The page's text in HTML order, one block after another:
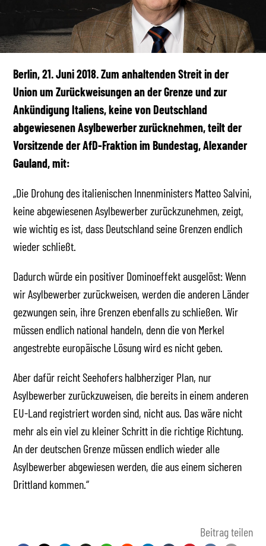
Berlin, 21. Juni 2018. Zum anhaltenden Streit in der
Union um Zurückweisungen an der Grenze und zur
Ankündigung Italiens, keine von Deutschland
abgewiesenen Asylbewerber zurücknehmen, teilt der
Vorsitzende der AfD-Fraktion im Bundestag, Alexander
Gauland, mit:
„Die Drohung des italienischen Innenministers Matteo Salvini,
keine abgewiesenen Asylbewerber zurückzunehmen, zeigt,
wie wichtig es ist, dass Deutschland seine Grenzen endlich
wieder schließt.
Dadurch würde ein positiver Dominoeffekt ausgelöst: Wenn
wir Asylbewerber zurückweisen, werden die anderen Länder
gezwungen sein, ihre Grenzen ebenfalls zu schließen. Wir
müssen endlich national handeln, denn die von Merkel
angestrebte europäische Lösung wird es nicht geben.
Aber dafür reicht Seehofers halbherziger Plan, nur
Asylbewerber zurückzuweisen, die bereits in einem anderen
EU-Land registriert worden sind, nicht aus. Das wäre nicht
mehr als ein viel zu kleiner Schritt in die richtige Richtung.
An der deutschen Grenze müssen endlich wieder alle
Asylbewerber abgewiesen werden, die aus einem sicheren
Drittland kommen.“
Beitrag teilen